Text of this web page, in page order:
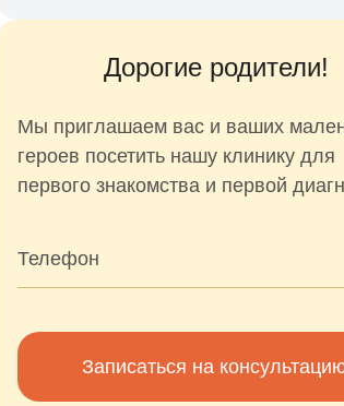
Дорогие родители!
Мы приглашаем вас и ваших
героев посетить нашу клинику для
первого знакомства и первой
Телефон
Записаться на